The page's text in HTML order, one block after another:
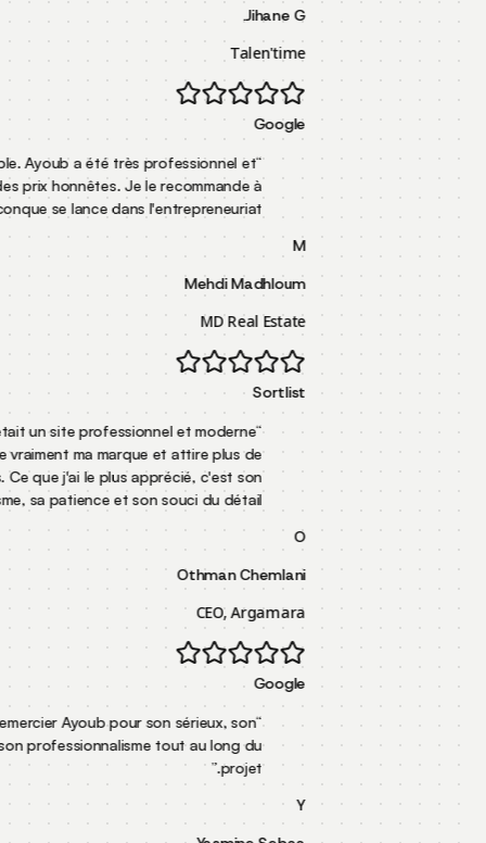
Talen'time
Google
“
Service incroyable. Ayoub a été très professionnel et
pratique des prix honnêtes. Je le recommande à
quiconque se lance dans l'entrepreneuriat.
”
MD Real Estate
Sortlist
“
Mon objectif était un site professionnel et moderne
qui représente vraiment ma marque et attire plus de
clients. Ce que j'ai le plus apprécié, c'est son
professionnalisme, sa patience et son souci du détail.
”
O
Othman Chemlani
CEO, Argamara
Google
“
Je souhaite remercier Ayoub pour son sérieux, son
écoute et son professionnalisme tout au long du
projet.
Y